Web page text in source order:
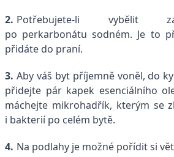
2. Potřebujete-li vybělit
po perkarbonátu sodném. Je to
přidáte do praní.
3. Aby váš byt příjemně voněl, do
přidejte pár kapek esenciálního
máchejte mikrohadřík, kterým se
i bakterií po celém bytě.
4. Na podlahy je možné pořídit si